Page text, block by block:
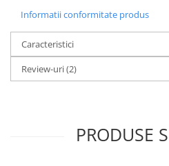
Informatii conformitate produs
Caracteristici
Review-uri(2)
PRODUSE